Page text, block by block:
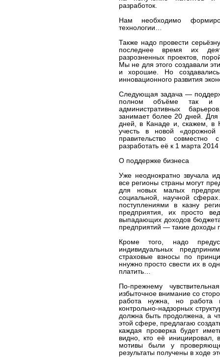
разработок.
Нам необходимо
технологии…
Также надо провести
последнее время их
разрозненных проектов,
Мы не для этого создавали
и хорошие. Но
инновационного развития
Следующая задача —
полном объёме так и
административных
занимает более 20 дней. Для
дней, в Канаде и, скажем,
учесть в новой
правительство совместно
разработать её к 1 марта
О поддержке бизнеса
Уже неоднократно звучала
все регионы страны могут
для новых малых
социальной, научной
поступлениями в казну
предприятия, их просто
выпадающих доходов
предприятий — такие доходы
Кроме того, надо
индивидуальных
страховые взносы по
ннужно просто свести их в
платить…
По-прежнему
избыточное внимание со
работа нужна, но работа
контрольно-надзорных
должна быть продолжена, а
этой сфере, предлагаю
каждая проверка будет
видно, кто её инициировал,
мотивы были у
результаты получены в ходе